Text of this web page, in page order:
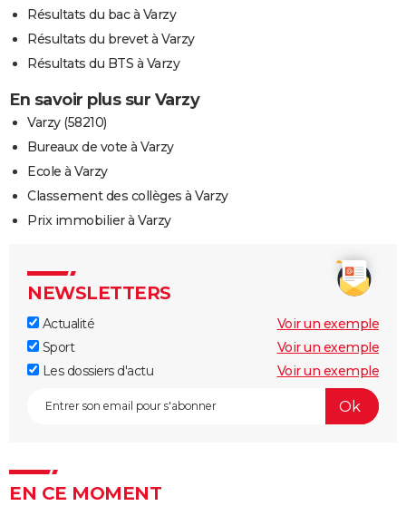
Résultats du bac à Varzy
Résultats du brevet à Varzy
Résultats du BTS à Varzy
En savoir plus sur Varzy
Varzy (58210)
Bureaux de vote à Varzy
Ecole à Varzy
Classement des collèges à Varzy
Prix immobilier à Varzy
NEWSLETTERS
Actualité
Voir un exemple
Sport
Voir un exemple
Les dossiers d'actu
Voir un exemple
EN CE MOMENT